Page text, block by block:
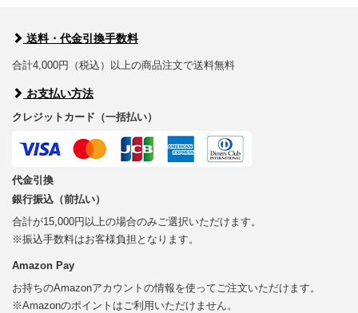
送料・代金引換手数料
合計4,000円（税込）以上の商品注文で送料無料
お支払い方法
クレジットカード（一括払い）
代金引換
銀行振込（前払い）
合計が15,000円以上の場合のみご選択いただけます。
※振込手数料はお客様負担となります。
Amazon Pay
お持ちのAmazonアカウントの情報を使ってご注文いただけます。
※Amazonのポイントはご利用いただけません。